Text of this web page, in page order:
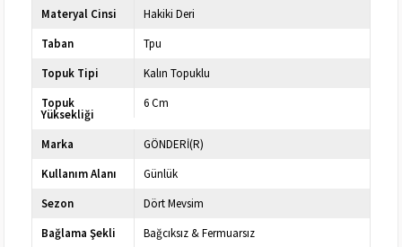
Materyal Cinsi
Hakiki Deri
Taban
Tpu
Topuk Tipi
Kalın Topuklu
Topuk
Yüksekliği
6 Cm
Marka
GÖNDERİ(R)
Kullanım Alanı
Günlük
Sezon
Dört Mevsim
Bağlama Şekli
Bağcıksız & Fermuarsız